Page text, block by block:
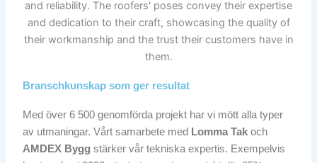
Branschkunskap som ger resultat
Med över 6 500 genomförda projekt har vi mött alla typer
av utmaningar. Vårt samarbete med Lomma Tak och
AMDEX Bygg stärker vår tekniska expertis. Exempelvis